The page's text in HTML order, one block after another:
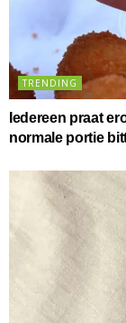
TRENDING
Iedereen praat
normale portie